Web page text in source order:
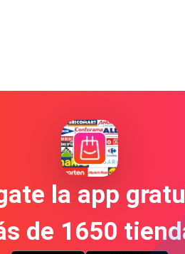
la app
de 1650